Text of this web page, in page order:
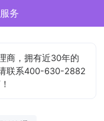
务
商，拥有近30年的
联系400-630-2882